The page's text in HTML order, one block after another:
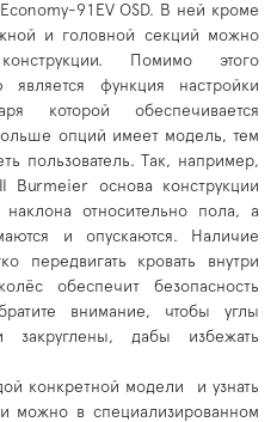
91EV OSD. В ней кроме
и головной секций можно
Помимо этого
является функция настройки
которой обеспечивается
опций имеет модель, тем
пользователь. Так, например,
Burmeier основа конструкции
наклона относительно пола, а
и опускаются. Наличие
передвигать кровать внутри
обеспечит безопасность
внимание, чтобы углы
дабы избежать
конкретной модели и узнать
можно в специализированном